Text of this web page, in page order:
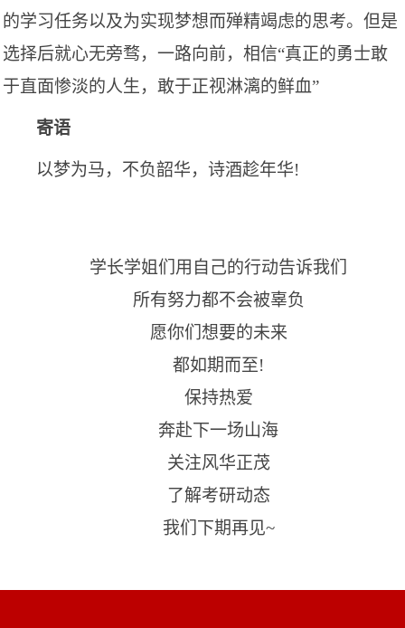
的学习任务以及为实现梦想而殚精竭虑的思考。但是
选择后就心无旁骛，一路向前，相信“真正的勇士敢
于直面惨淡的人生，敢于正视淋漓的鲜血”
寄语
以梦为马，不负韶华，诗酒趁年华!
学长学姐们用自己的行动告诉我们
所有努力都不会被辜负
愿你们想要的未来
都如期而至!
保持热爱
奔赴下一场山海
关注风华正茂
了解考研动态
我们下期再见~